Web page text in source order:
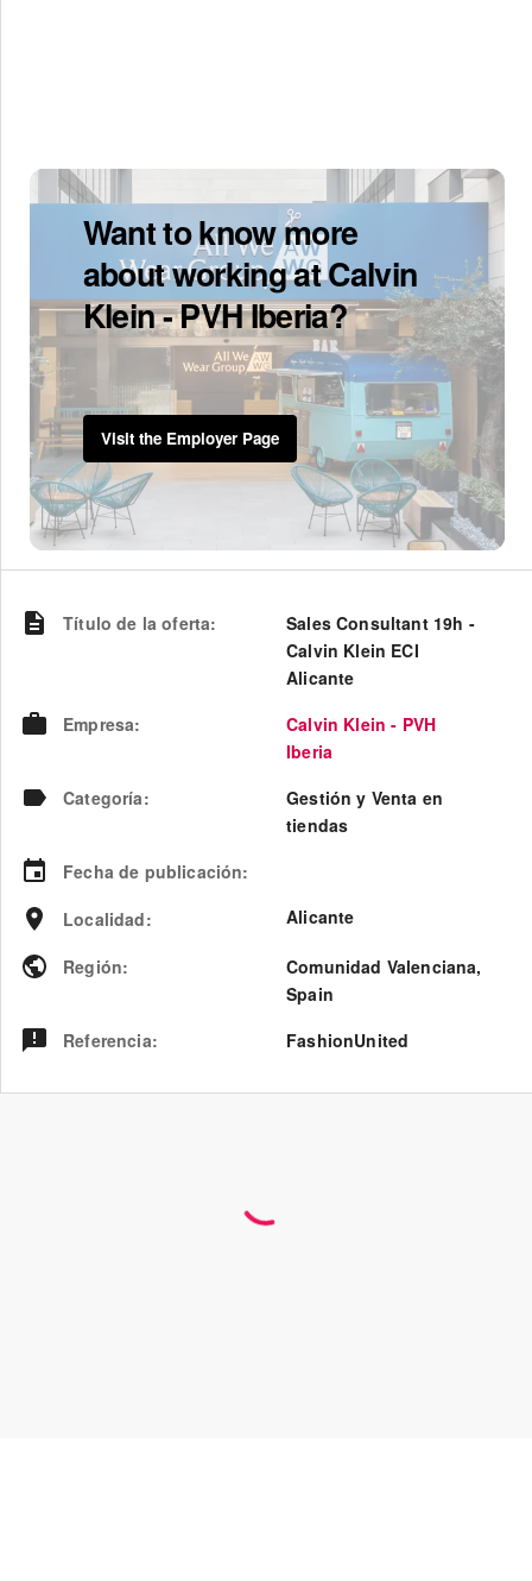
Want to know more
about working at Calvin
Klein - PVH Iberia?
Visit the Employer Page
Título de la oferta:
Sales Consultant 19h -
Calvin Klein ECI
Alicante
Empresa:
Calvin Klein - PVH
Iberia
Categoría:
Gestión y Venta en
tiendas
Fecha de publicación:
Localidad: Alicante
Región: Comunidad Valenciana,
Spain
Referencia: FashionUnited